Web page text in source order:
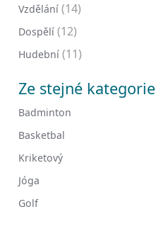
Vzdělání (14)
Dospělí (12)
Hudební (11)
Ze stejné kategorie
Badminton
Basketbal
Kriketový
Jóga
Golf